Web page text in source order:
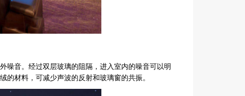
噪音。经过双层玻璃的阻隔，进入室内的噪音可以明
材料，可减少声波的反射和玻璃窗的共振。